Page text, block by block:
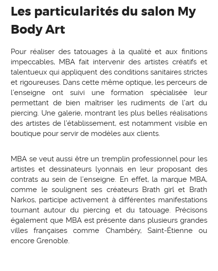
Les particularités du salon My
Body Art
Pour réaliser des tatouages à la qualité et aux finitions
impeccables, MBA fait intervenir des artistes créatifs et
talentueux qui appliquent des conditions sanitaires strictes
et rigoureuses. Dans cette même optique, les perceurs de
l’enseigne ont suivi une formation spécialisée leur
permettant de bien maîtriser les rudiments de l’art du
piercing. Une galerie, montrant les plus belles réalisations
des artistes de l’établissement, est notamment visible en
boutique pour servir de modèles aux clients.
MBA se veut aussi être un tremplin professionnel pour les
artistes et dessinateurs lyonnais en leur proposant des
contrats au sein de l’enseigne. En effet, la marque MBA,
comme le soulignent ses créateurs Brath girl et Brath
Narkos, participe activement à différentes manifestations
tournant autour du piercing et du tatouage. Précisons
également que MBA est présente dans plusieurs grandes
villes françaises comme Chambéry, Saint-Étienne ou
encore Grenoble.